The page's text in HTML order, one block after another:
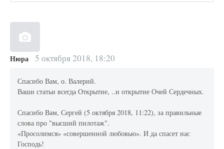
Нюра 5 октября 2018, 18:20
Спасибо Вам, о. Валерий.
Ваши статьи всегда Открытие, ..и открытие Очей Сердечных.
Спасибо Вам, Сергей (5 октября 2018, 11:22), за правильные
слова про "высший пилотаж".
«Просолимся» «совершенной любовью». И да спасет нас
Господь!